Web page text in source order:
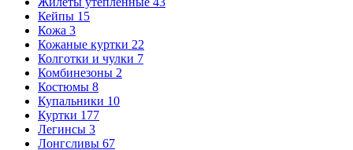
Кейпы 15
Кожа 3
Кожаные куртки 22
Колготки и чулки 7
Комбинезоны 2
Костюмы 8
Купальники 10
Куртки 177
Легинсы 3
Лонгсливы 67